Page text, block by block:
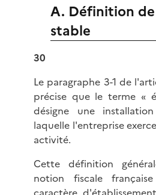
A. Définition
stable
30
Le paragraphe 3-1 de
précise que le terme «
désigne une
laquelle l'entreprise
activité.
Cette définition
notion fiscale